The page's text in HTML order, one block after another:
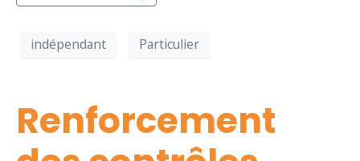
indépendant Particulier
Renforcement